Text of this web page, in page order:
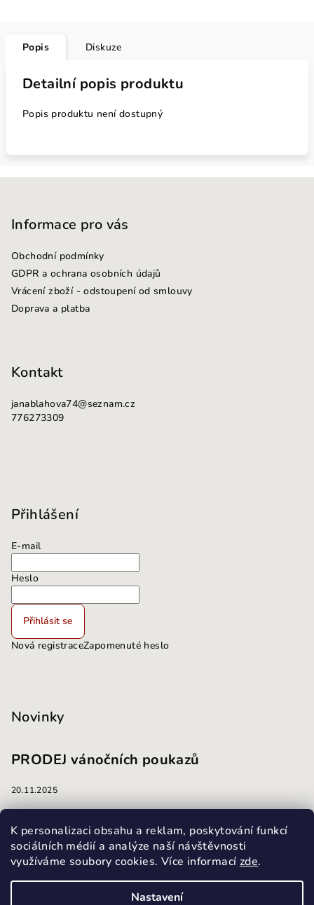
K personalizaci obsahu a reklam, poskytování funkcí
sociálních médií a analýze naší návštěvnosti
využíváme soubory cookies. Více informací zde.
Nastavení
Popis Diskuze
Detailní popis produktu
Popis produktu není dostupný
Informace pro vás
Obchodní podmínky
GDPR a ochrana osobních údajů
Vrácení zboží - odstoupení od smlouvy
Doprava a platba
Kontakt
janablahova74@seznam.cz
776273309
Přihlášení
E-mail
Heslo
Přihlásit se
Nová registraceZapomenuté heslo
Novinky
PRODEJ vánočních poukazů
20.11.2025
masáže
13.10.2025